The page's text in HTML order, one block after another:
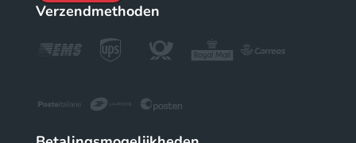
Verzendmethoden